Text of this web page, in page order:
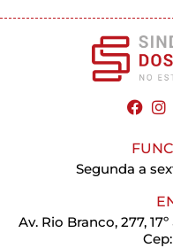
Segunda a
Av. Rio Branco, 277,